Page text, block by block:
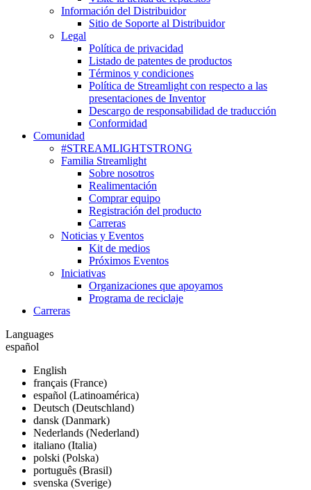
Información del Distribuidor
Sitio de Soporte al Distribuidor
Legal
Política de privacidad
Listado de patentes de productos
Términos y condiciones
Política de Streamlight con respecto a las
presentaciones de Inventor
Descargo de responsabilidad de traducción
Conformidad
Comunidad
#STREAMLIGHTSTRONG
Familia Streamlight
Sobre nosotros
Realimentación
Comprar equipo
Registración del producto
Carreras
Noticias y Eventos
Kit de medios
Próximos Eventos
Iniciativas
Organizaciones que apoyamos
Programa de reciclaje
Carreras
Languages
español
English
français (France)
español (Latinoamérica)
Deutsch (Deutschland)
dansk (Danmark)
Nederlands (Nederland)
italiano (Italia)
polski (Polska)
português (Brasil)
svenska (Sverige)